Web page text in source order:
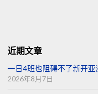
近期文章
一日4班也阻碍不了新开
2026年8月7日